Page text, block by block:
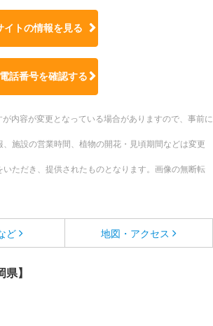
イトの情報を見る
話番号を確認する
内容が変更となっている場合がありますので、事前に
施設の営業時間、植物の開花・見頃期間などは変更
ただき、提供されたものとなります。画像の無断転
ど 地図・アクセス
】